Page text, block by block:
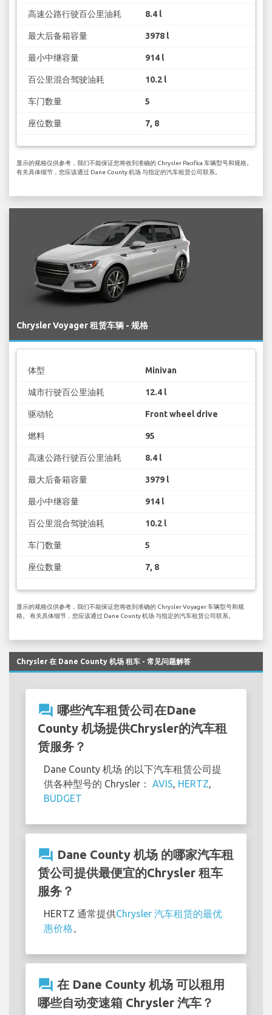
高速公路行驶百公里油耗 8.4 l
最大后备箱容量 3978 l
最小中继容量 914 l
百公里混合驾驶油耗 10.2 l
车门数量 5
座位数量 7, 8
显示的规格仅供参考，我们不能保证您将收到准确的 Chrysler Pacifica 车辆型号和规格。
有关具体细节，您应该通过 Dane County 机场 与指定的汽车租赁公司联系。
Chrysler Voyager 租赁车辆 - 规格
体型 Minivan
城市行驶百公里油耗 12.4 l
驱动轮 Front wheel drive
燃料 95
高速公路行驶百公里油耗 8.4 l
最大后备箱容量 3979 l
最小中继容量 914 l
百公里混合驾驶油耗 10.2 l
车门数量 5
座位数量 7, 8
显示的规格仅供参考，我们不能保证您将收到准确的 Chrysler Voyager 车辆型号和规
格。 有关具体细节，您应该通过 Dane County 机场 与指定的汽车租赁公司联系。
Chrysler 在 Dane County 机场 租车 - 常见问题解答
question_answer 哪些汽车租赁公司在Dane
County 机场提供Chrysler的汽车租
赁服务？
Dane County 机场 的以下汽车租赁公司提
供各种型号的 Chrysler： AVIS HERTZ
BUDGET
question_answer Dane County 机场 的哪家汽车租
赁公司提供最便宜的Chrysler 租车
服务？
HERTZ 通常提供Chrysler 汽车租赁的最优
惠价格
question_answer 在 Dane County 机场 可以租用
哪些自动变速箱 Chrysler 汽车？